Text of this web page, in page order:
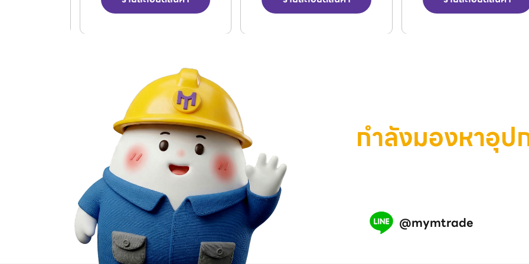
กำลังมองหาอุ
@mymtrade